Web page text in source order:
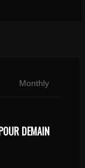
Monthly
DEMAIN